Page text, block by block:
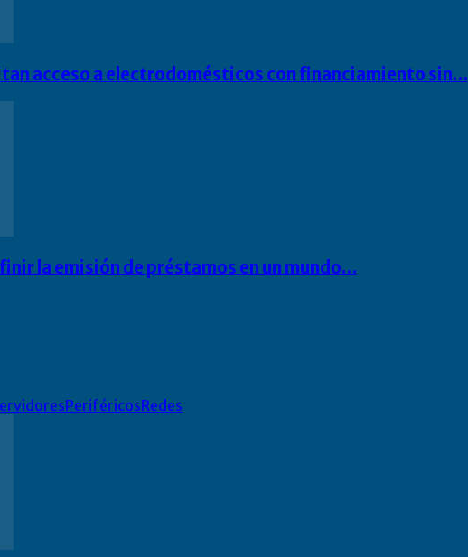
acceso a electrodomésticos con financiamiento sin…
la emisión de préstamos en un mundo…
PeriféricosRedes